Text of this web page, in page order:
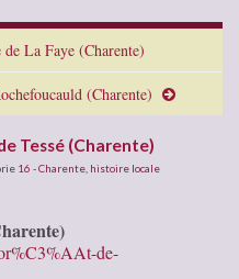
La Faye (Charente)
(Charente)
Tessé (Charente)
16 - Charente histoire locale
de-